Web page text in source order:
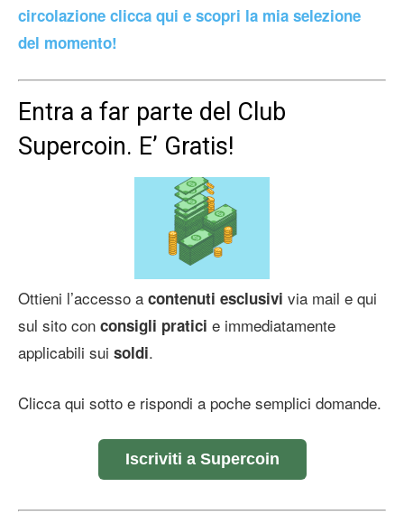
circolazione clicca qui e scopri la mia selezione
del momento!
Entra a far parte del Club
Supercoin. E’ Gratis!
Ottieni l’accesso a contenuti esclusivi via mail e qui
sul sito con consigli pratici e immediatamente
applicabili sui soldi.
Clicca qui sotto e rispondi a poche semplici domande.
Iscriviti a Supercoin